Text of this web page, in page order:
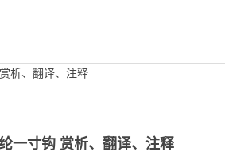
析、翻译、注释
一寸钩 赏析、翻译、注释